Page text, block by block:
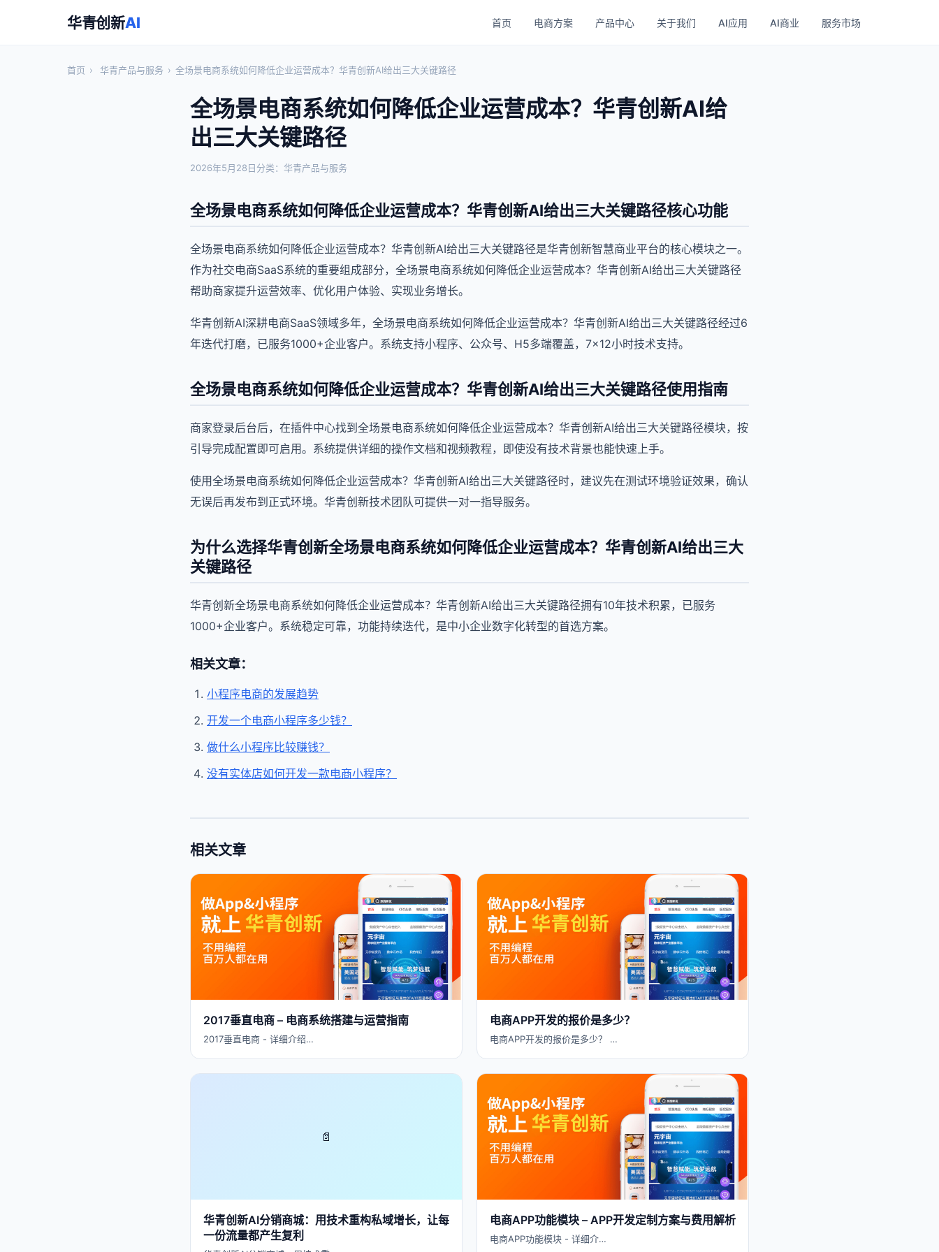
华青创新AI 首页 电商方案 产品中心 关于我们 AI应用 AI商业 服务市场
首页 › 华青产品与服务 › 全场景电商系统如何降低企业运营成本？华青创新AI给出三大关键路径
全场景电商系统如何降低企业运营成本？华青创新AI给
出三大关键路径
2026年5月28日分类：华青产品与服务
全场景电商系统如何降低企业运营成本？华青创新AI给出三大关键路径核心功能
全场景电商系统如何降低企业运营成本？华青创新AI给出三大关键路径是华青创新智慧商业平台的核心模块之一。
作为社交电商SaaS系统的重要组成部分，全场景电商系统如何降低企业运营成本？华青创新AI给出三大关键路径
帮助商家提升运营效率、优化用户体验、实现业务增长。
华青创新AI深耕电商SaaS领域多年，全场景电商系统如何降低企业运营成本？华青创新AI给出三大关键路径经过6
年迭代打磨，已服务1000+企业客户。系统支持小程序、公众号、H5多端覆盖，7×12小时技术支持。
全场景电商系统如何降低企业运营成本？华青创新AI给出三大关键路径使用指南
商家登录后台后，在插件中心找到全场景电商系统如何降低企业运营成本？华青创新AI给出三大关键路径模块，按
引导完成配置即可启用。系统提供详细的操作文档和视频教程，即使没有技术背景也能快速上手。
使用全场景电商系统如何降低企业运营成本？华青创新AI给出三大关键路径时，建议先在测试环境验证效果，确认
无误后再发布到正式环境。华青创新技术团队可提供一对一指导服务。
为什么选择华青创新全场景电商系统如何降低企业运营成本？华青创新AI给出三大
关键路径
华青创新全场景电商系统如何降低企业运营成本？华青创新AI给出三大关键路径拥有10年技术积累，已服务
1000+企业客户。系统稳定可靠，功能持续迭代，是中小企业数字化转型的首选方案。
相关文章：
小程序电商的发展趋势
开发一个电商小程序多少钱？
做什么小程序比较赚钱？
没有实体店如何开发一款电商小程序？
相关文章
2017垂直电商 – 电商系统搭建与运营指南
2017垂直电商 - 详细介绍…
电商APP开发的报价是多少？
电商APP开发的报价是多少？ …
📄
华青创新AI分销商城：用技术重构私域增长，让每
一份流量都产生复利
电商APP功能模块 – APP开发定制方案与费用解析
电商APP功能模块 - 详细介…